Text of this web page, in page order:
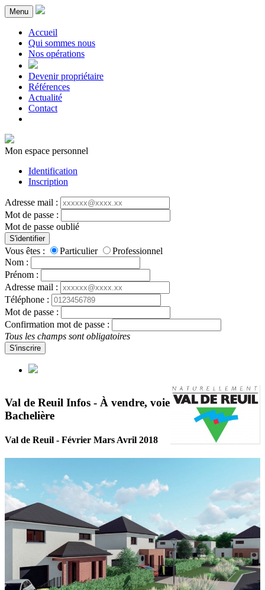
Menu
Accueil
Qui sommes nous
Nos opérations
Devenir propriétaire
Références
Actualité
Contact
Mon espace personnel
Identification
Inscription
Adresse mail :
Mot de passe :
Mot de passe oublié
S'identifier
Vous êtes : Particulier
Professionnel
Nom :
Prénom :
Adresse mail :
Téléphone :
Mot de passe :
Confirmation mot de passe :
Tous les champs sont obligatoires
S'inscrire
Val de Reuil Infos - À vendre, voie
Bachelière
Val de Reuil - Février Mars Avril 2018